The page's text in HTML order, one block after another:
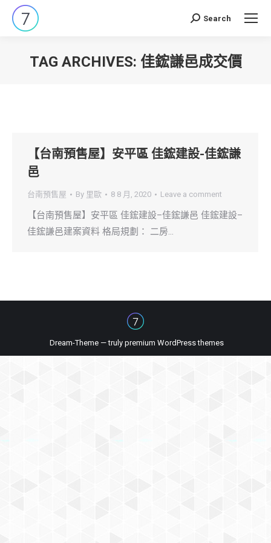
Search:
Search
TAG ARCHIVES: 佳鋐謙邑成交價
【台南預售屋】安平區 佳鋐建設-佳鋐謙
邑
台南預售屋 By 里歐 8 8 月, 2020 Leave a comment
【台南預售屋】安平區 佳鋐建設–佳鋐謙邑 佳鋐建設–
佳鋐謙邑建案資料 格局規劃： 二房…
Dream-Theme — truly premium WordPress themes